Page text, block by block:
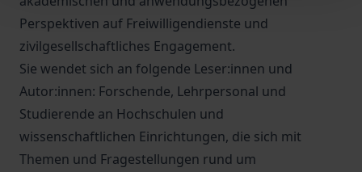
Perspektiven auf Freiwilligendienste und
zivilgesellschaftliches Engagement.
Sie wendet sich an folgende Leser:innen und
Autor:innen: Forschende, Lehrpersonal und
Studierende an Hochschulen und
wissenschaftlichen Einrichtungen, die sich mit
Themen und Fragestellungen rund um